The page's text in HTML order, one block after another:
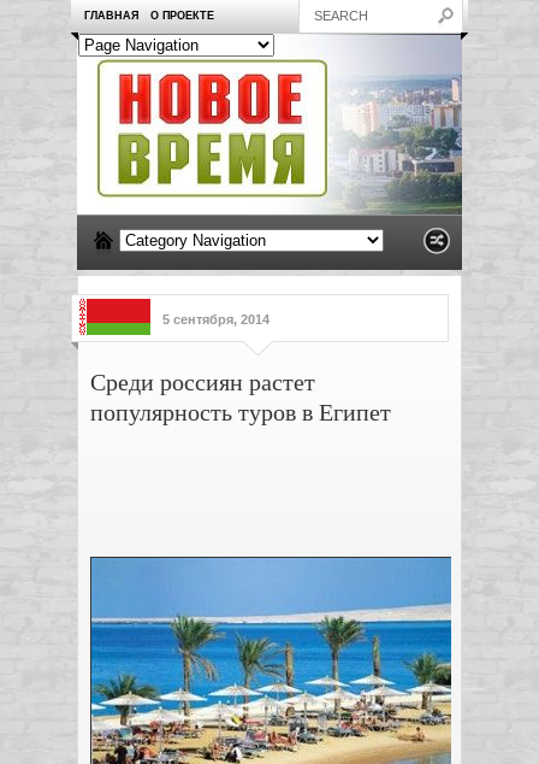
ГЛАВНАЯ О ПРОЕКТЕ
5 сентября, 2014
Среди россиян растет
популярность туров в Египет